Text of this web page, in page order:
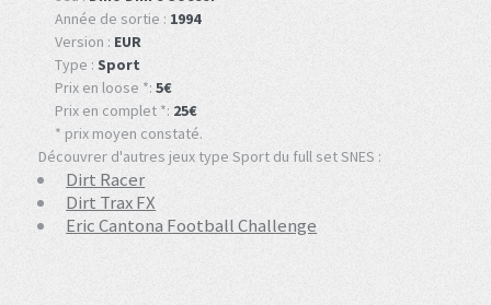
Année de sortie : 1994
Version : EUR
Type : Sport
Prix en loose *: 5€
Prix en complet *: 25€
* prix moyen constaté.
Découvrer d'autres jeux type Sport du full set SNES :
Dirt Racer
Dirt Trax FX
Eric Cantona Football Challenge